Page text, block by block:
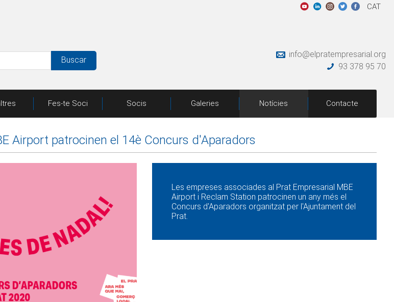
CAT
Buscar
info@elpratempresarial.org
93 378 95 70
Fes-te Soci Socis Galeries Notícies Contacte
Airport patrocinen el 14è Concurs d'Aparadors
Les empreses associades al Prat Empresarial MBE
Airport i Reclam Station patrocinen un any més el
Concurs d'Aparadors organitzat per l'Ajuntament del
Prat.